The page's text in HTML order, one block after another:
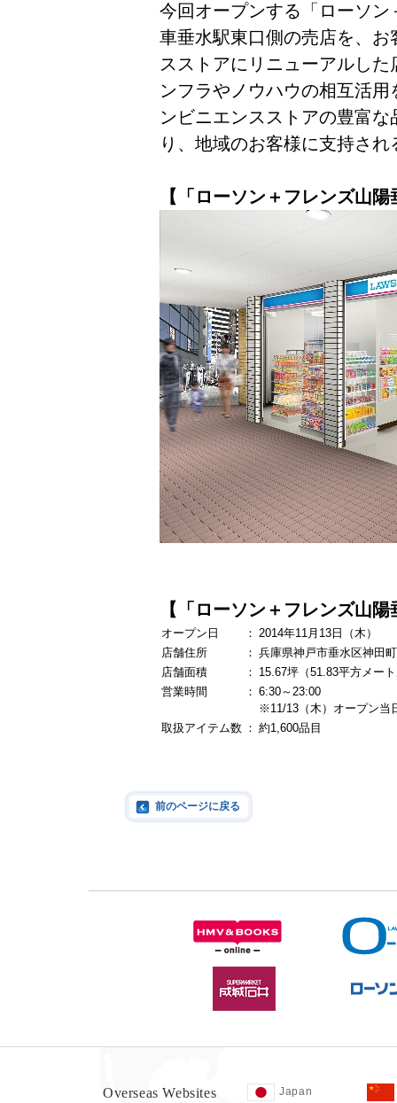
今回オープンする「ローソ
車垂水駅東口側の売店を、
スストアにリニューアルし
ンフラやノウハウの相互活
ンビニエンスストアの豊富
り、地域のお客様に支持さ
【「ローソン＋フレンズ山
【「ローソン＋フレンズ山
オープン日 ： 2014年11月13日（木）
店舗住所
： 兵庫県神戸市垂水区神田
店舗面積
： 15.67坪（51.83平方メー
営業時間
： 6:30～23:00
※11/13（木）オープン当
取扱アイテム数 ： 約1,600品目
前のページに戻る
Overseas Websites Japan